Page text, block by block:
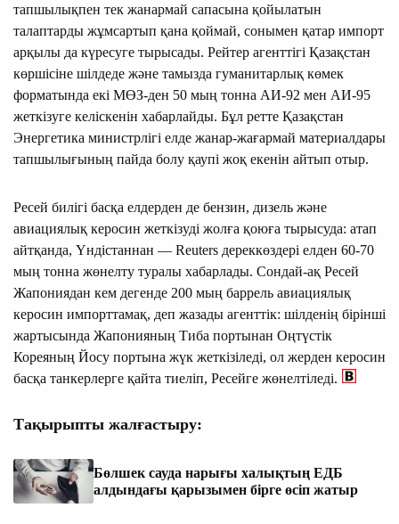
тапшылықпен тек жанармай сапасына қойылатын
талаптарды жұмсартып қана қоймай, сонымен қатар импорт
арқылы да күресуге тырысады. Рейтер агенттігі Қазақстан
көршісіне шілдеде және тамызда гуманитарлық көмек
форматында екі МӨЗ-ден 50 мың тонна АИ-92 мен АИ-95
жеткізуге келіскенін хабарлайды. Бұл ретте Қазақстан
Энергетика министрлігі елде жанар-жағармай материалдары
тапшылығының пайда болу қаупі жоқ екенін айтып отыр.
Ресей билігі басқа елдерден де бензин, дизель және
авиациялық керосин жеткізуді жолға қоюға тырысуда: атап
айтқанда, Үндістаннан — Reuters дереккөздері елден 60-70
мың тонна жөнелту туралы хабарлады. Сондай-ақ Ресей
Жапониядан кем дегенде 200 мың баррель авиациялық
керосин импорттамақ, деп жазады агенттік: шілденің бірінші
жартысында Жапонияның Тиба портынан Оңтүстік
Кореяның Йосу портына жүк жеткізіледі, ол жерден керосин
басқа танкерлерге қайта тиеліп, Ресейге жөнелтіледі.
Тақырыпты жалғастыру:
Бөлшек сауда нарығы халықтың ЕДБ
алдындағы қарызымен бірге өсіп жатыр